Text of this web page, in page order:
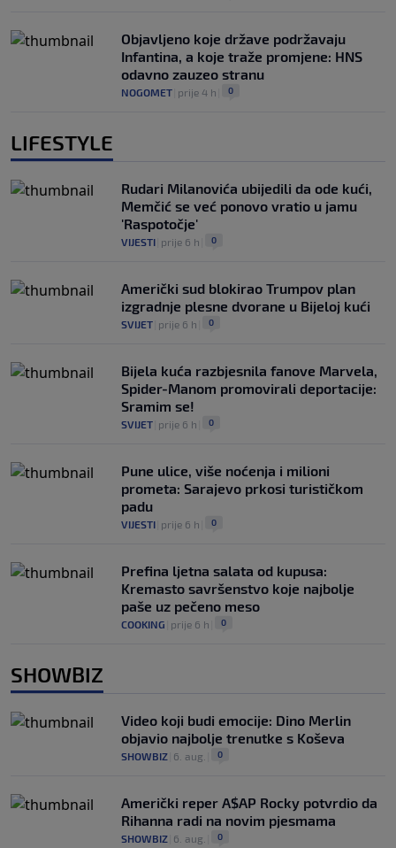
Objavljeno koje države podržavaju
Infantina, a koje traže promjene: HNS
odavno zauzeo stranu
NOGOMET prije 4 h 0
LIFESTYLE
Rudari Milanovića ubijedili da ode kući,
Memčić se već ponovo vratio u jamu
'Raspotočje'
VIJESTI prije 6 h 0
Američki sud blokirao Trumpov plan
izgradnje plesne dvorane u Bijeloj kući
SVIJET prije 6 h 0
Bijela kuća razbjesnila fanove Marvela,
Spider-Manom promovirali deportacije:
Sramim se!
SVIJET prije 6 h 0
Pune ulice, više noćenja i milioni
prometa: Sarajevo prkosi turističkom
padu
VIJESTI prije 6 h 0
Prefina ljetna salata od kupusa:
Kremasto savršenstvo koje najbolje
paše uz pečeno meso
COOKING prije 6 h 0
SHOWBIZ
Video koji budi emocije: Dino Merlin
objavio najbolje trenutke s Koševa
SHOWBIZ 6. aug. 0
Američki reper A$AP Rocky potvrdio da
Rihanna radi na novim pjesmama
SHOWBIZ 6. aug. 0